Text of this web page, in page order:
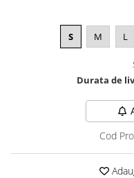
S M L
Durata de
Cod